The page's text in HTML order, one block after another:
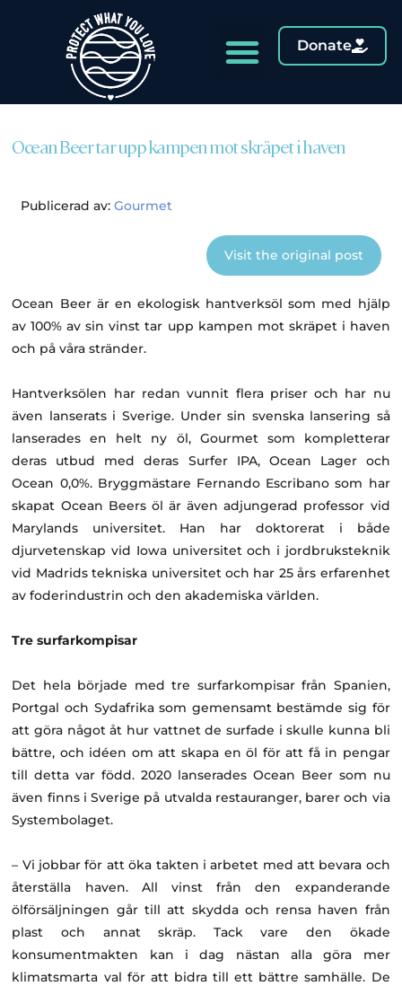
Donate
Ocean Beer tar upp kampen mot skräpet i haven
Publicerad av:Gourmet
Visit the original post
Ocean Beer är en ekologisk hantverksöl som med hjälp
av 100% av sin vinst tar upp kampen mot skräpet i haven
och på våra stränder.
Hantverksölen har redan vunnit flera priser och har nu
även lanserats i Sverige. Under sin svenska lansering så
lanserades en helt ny öl, Gourmet som kompletterar
deras utbud med deras Surfer IPA, Ocean Lager och
Ocean 0,0%. Bryggmästare Fernando Escribano som har
skapat Ocean Beers öl är även adjungerad professor vid
Marylands universitet. Han har doktorerat i både
djurvetenskap vid Iowa universitet och i jordbruksteknik
vid Madrids tekniska universitet och har 25 års erfarenhet
av foderindustrin och den akademiska världen.
Tre surfarkompisar
Det hela började med tre surfarkompisar från Spanien,
Portgal och Sydafrika som gemensamt bestämde sig för
att göra något åt hur vattnet de surfade i skulle kunna bli
bättre, och idéen om att skapa en öl för att få in pengar
till detta var född. 2020 lanserades Ocean Beer som nu
även finns i Sverige på utvalda restauranger, barer och via
Systembolaget.
– Vi jobbar för att öka takten i arbetet med att bevara och
återställa haven. All vinst från den expanderande
ölförsäljningen går till att skydda och rensa haven från
plast och annat skräp. Tack vare den ökade
konsumentmakten kan i dag nästan alla göra mer
klimatsmarta val för att bidra till ett bättre samhälle. De